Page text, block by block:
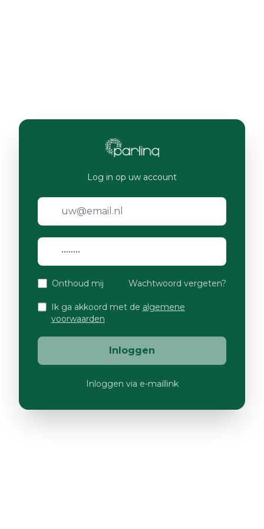
Log in op uw account
Onthoud mij Wachtwoord vergeten?
Ik ga akkoord met de algemene
voorwaarden
Inloggen
Inloggen via e-maillink